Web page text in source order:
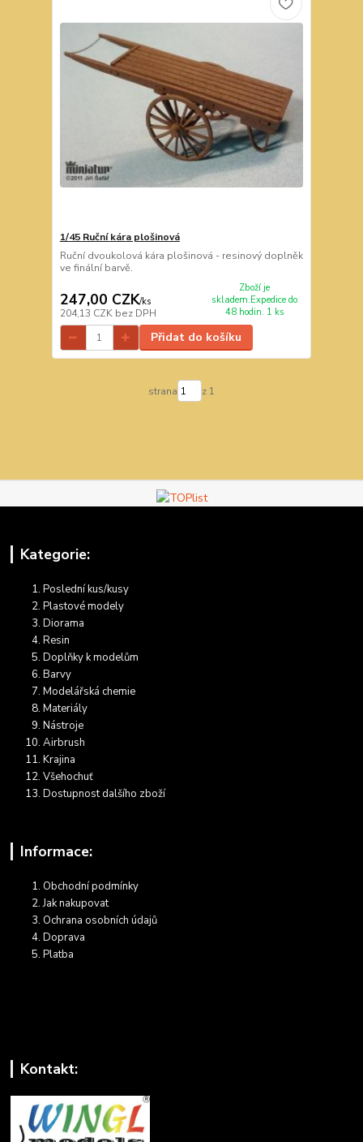
1/45 Ruční kára plošinová
Ruční dvoukolová kára plošinová - resinový doplněk
ve finální barvě.
247,00 CZK/ks
204,13 CZK bez DPH
Zboží je
skladem.Expedice do
48 hodin. 1 ks
Přidat do košíku
strana z 1
Kategorie:
Poslední kus/kusy
Plastové modely
Diorama
Resin
Doplňky k modelům
Barvy
Modelářská chemie
Materiály
Nástroje
Airbrush
Krajina
Všehochuť
Dostupnost dalšího zboží
Informace:
Obchodní podmínky
Jak nakupovat
Ochrana osobních údajů
Doprava
Platba
Kontakt: